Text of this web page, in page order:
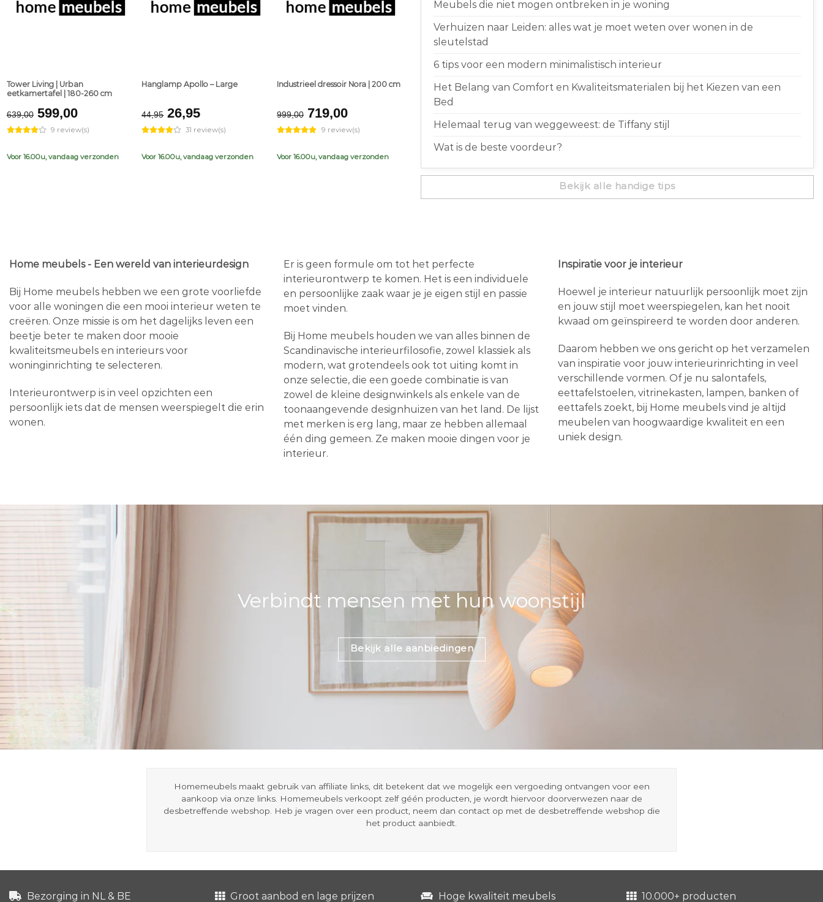
Tower Living | Urban
eetkamertafel | 180-260 cm
639,00 Original
price
was:
€639,00.
599,00Current
price
is:
€599,00.
9 review(s)
Voor 16.00u, vandaag verzonden
Hanglamp Apollo – Large
44,95 Original
price
was:
€44,95.
26,95Current
price
is:
€26,95.
31 review(s)
Voor 16.00u, vandaag verzonden
Industrieel dressoir Nora | 200 cm
999,00 Original
price
was:
€999,00.
719,00Current
price
is:
€719,00.
9 review(s)
Voor 16.00u, vandaag verzonden
Meubels die niet mogen ontbreken in je woning
Verhuizen naar Leiden: alles wat je moet weten over wonen in de
sleutelstad
6 tips voor een modern minimalistisch interieur
Het Belang van Comfort en Kwaliteitsmaterialen bij het Kiezen van een
Bed
Helemaal terug van weggeweest: de Tiffany stijl
Wat is de beste voordeur?
Bekijk alle handige tips
Home meubels - Een wereld van interieurdesign
Bij Home meubels hebben we een grote voorliefde
voor alle woningen die een mooi interieur weten te
creëren. Onze missie is om het dagelijks leven een
beetje beter te maken door mooie
kwaliteitsmeubels en interieurs voor
woninginrichting te selecteren.
Interieurontwerp is in veel opzichten een
persoonlijk iets dat de mensen weerspiegelt die erin
wonen.
Er is geen formule om tot het perfecte
interieurontwerp te komen. Het is een individuele
en persoonlijke zaak waar je je eigen stijl en passie
moet vinden.
Bij Home meubels houden we van alles binnen de
Scandinavische interieurfilosofie, zowel klassiek als
modern, wat grotendeels ook tot uiting komt in
onze selectie, die een goede combinatie is van
zowel de kleine designwinkels als enkele van de
toonaangevende designhuizen van het land. De lijst
met merken is erg lang, maar ze hebben allemaal
één ding gemeen. Ze maken mooie dingen voor je
interieur.
Inspiratie voor je interieur
Hoewel je interieur natuurlijk persoonlijk moet zijn
en jouw stijl moet weerspiegelen, kan het nooit
kwaad om geïnspireerd te worden door anderen.
Daarom hebben we ons gericht op het verzamelen
van inspiratie voor jouw interieurinrichting in veel
verschillende vormen. Of je nu salontafels,
eettafelstoelen, vitrinekasten, lampen, banken of
eettafels zoekt, bij Home meubels vind je altijd
meubelen van hoogwaardige kwaliteit en een
uniek design.
Verbindt mensen met hun woonstijl
Bekijk alle aanbiedingen
Homemeubels maakt gebruik van affiliate links, dit betekent dat we mogelijk een vergoeding ontvangen voor een
aankoop via onze links. Homemeubels verkoopt zelf géén producten, je wordt hiervoor doorverwezen naar de
desbetreffende webshop. Heb je vragen over een product, neem dan contact op met de desbetreffende webshop die
het product aanbiedt.
Bezorging in NL & BE Groot aanbod en lage prijzen Hoge kwaliteit meubels 10.000+ producten